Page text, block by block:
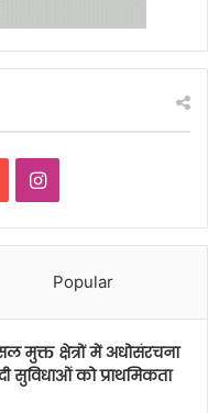
Instagram
Popular
क्षेत्रों में अधोसंरचना
सुविधाओं को प्राथमिकता